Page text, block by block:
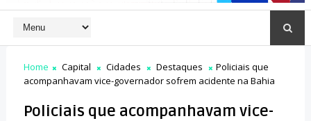
Home Capital Cidades Destaques
Policiais que
acompanhavam vice-governador sofrem acidente na Bahia
Policiais que acompanhavam vice-